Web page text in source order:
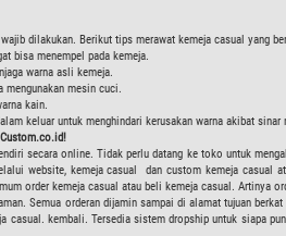
dilakukan. Berikut tips merawat kemeja casual yang
bisa menempel pada kemeja.
warna asli kemeja.
mengunakan mesin cuci.
kain.
keluar untuk menghindari kerusakan warna akibat sinar
secara online. Tidak perlu datang ke toko untuk
website, kemeja casual dan custom kemeja casual
order kemeja casual atau beli kemeja casual. Artinya
Semua orderan dijamin sampai di alamat tujuan
kembali. Tersedia sistem dropship untuk siapa